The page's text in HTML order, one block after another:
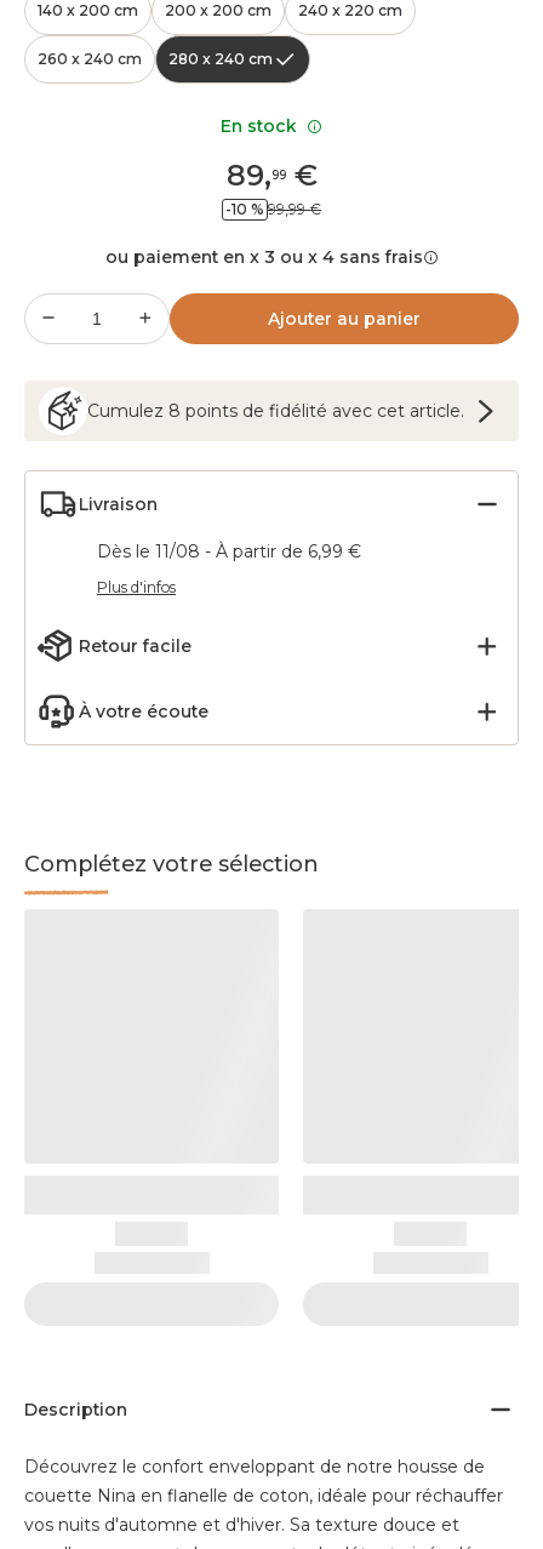
140 x 200 cm 200 x 200 cm 240 x 220 cm
260 x 240 cm 280 x 240 cm
89,99€
-10 % 99,99 €
ou paiement en x 3 ou x 4 sans frais
Ajouter au panier
Cumulez 8 points de fidélité avec cet article.
Livraison
Dès le 11/08 - À partir de 6,99 €
Plus d'infos
Retour facile
À votre écoute
Complétez votre sélection
Description
Découvrez le confort enveloppant de notre housse de
couette Nina en flanelle de coton, idéale pour réchauffer
vos nuits d'automne et d'hiver. Sa texture douce et